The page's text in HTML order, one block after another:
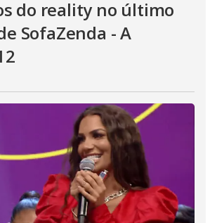
do reality no último
SofaZenda - A